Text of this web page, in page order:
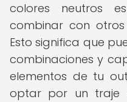
colores neutros
combinar con
Esto significa que
combinaciones y
elementos de tu
optar por un traje